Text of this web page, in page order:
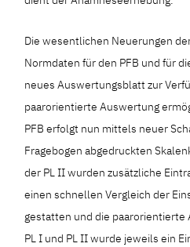
Die wesentlichen Neuerungen
Normdaten für den PFB und für
neues Auswertungsblatt zur
paarorientierte Auswertung
PFB erfolgt nun mittels neuer
Fragebogen abgedruckten
der PL II wurden zusätzliche
einen schnellen Vergleich der
gestatten und die
PL I und PL II wurde jeweils ein